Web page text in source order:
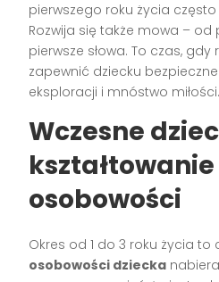
pierwszego roku życia
Rozwija się także mowa –
pierwsze słowa. To czas,
zapewnić dziecku
eksploracji i mnóstwo miłości.
Wczesne
kształtowanie
osobowości
Okres od 1 do 3 roku życia to
osobowości dziecka